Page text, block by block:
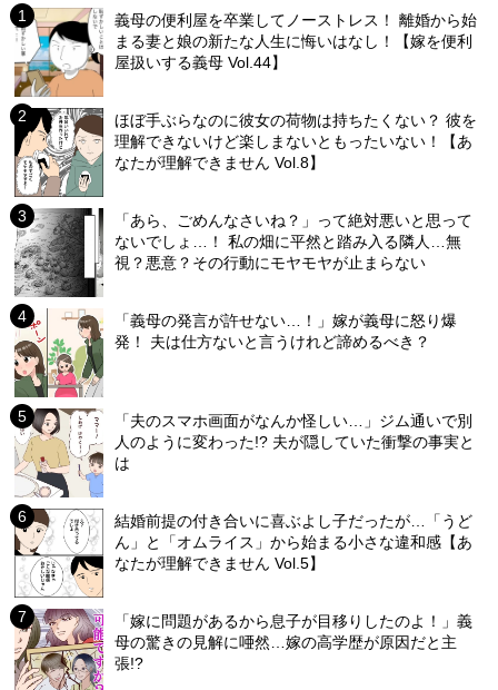
義母の便利屋を卒業してノーストレス！ 離婚から始
まる妻と娘の新たな人生に悔いはなし！【嫁を便利
屋扱いする義母 Vol.44】
ほぼ手ぶらなのに彼女の荷物は持ちたくない？ 彼を
理解できないけど楽しまないともったいない！【あ
なたが理解できません Vol.8】
「あら、ごめんなさいね？」って絶対悪いと思って
ないでしょ…！ 私の畑に平然と踏み入る隣人…無
視？悪意？その行動にモヤモヤが止まらない
「義母の発言が許せない…！」嫁が義母に怒り爆
発！ 夫は仕方ないと言うけれど諦めるべき？
「夫のスマホ画面がなんか怪しい…」ジム通いで別
人のように変わった!? 夫が隠していた衝撃の事実と
は
結婚前提の付き合いに喜ぶよし子だったが…「うど
ん」と「オムライス」から始まる小さな違和感【あ
なたが理解できません Vol.5】
「嫁に問題があるから息子が目移りしたのよ！」義
母の驚きの見解に唖然…嫁の高学歴が原因だと主
張!?